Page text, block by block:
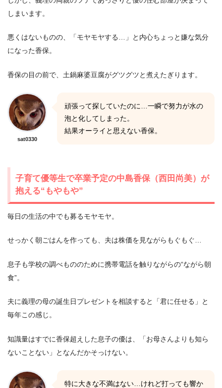
しまいます。
悪くはないものの、「モヤモヤする…」と内心ちょっと嫌な気分
になった香保。
香保の目の前で、土鍋麻婆豆腐がグツグツと煮えたぎります。
sat0330
頑張って探していたのに…一瞬で努力が水の
泡と化してしまった。
結果オーライと思えない香保。
子育て優等生で卒業予定の中島香保（西田尚美）が
抱える“もやもや”
毎日の生活の中でも募るモヤモヤ。
せっかく朝ごはんを作っても、夫は株価を見ながらもぐもぐ…
息子も学校の調べもののために携帯電話を触りながらの“ながら朝
食”。
夫に義理の母の誕生日プレゼントを相談すると「君に任せる」と
毎年この感じ。
知識量はすでに香保超えした息子の優は、「お母さんよりも知ら
ないことない」となんだかそっけない。
特に大きな不満はない…けれど打っても響か